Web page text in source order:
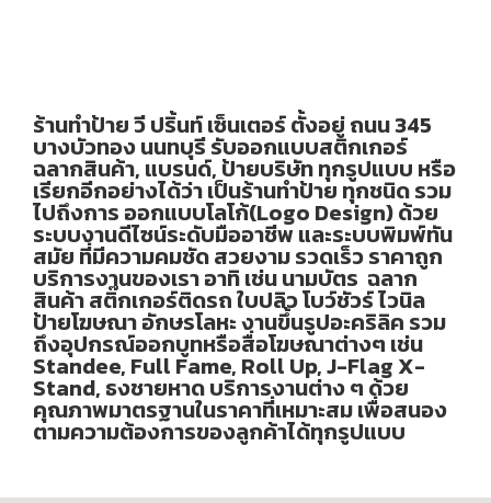
ร้านทำป้าย วี ปริ้นท์ เซ็นเตอร์ ตั้งอยู่ ถนน 345
บางบัวทอง นนทบุรี รับออกแบบสติกเกอร์
ฉลากสินค้า, แบรนด์, ป้ายบริษัท ทุกรูปแบบ หรือ
เรียกอีกอย่างได้ว่า เป็นร้านทำป้าย ทุกชนิด รวม
ไปถึงการ ออกแบบโลโก้(Logo Design) ด้วย
ระบบงานดีไซน์ระดับมืออาชีพ และระบบพิมพ์ทัน
สมัย ที่มีความคมชัด สวยงาม รวดเร็ว ราคาถูก
บริการงานของเรา อาทิ เช่น นามบัตร ฉลาก
สินค้า สติ๊กเกอร์ติดรถ ใบปลิว โบว์ชัวร์ ไวนิล
ป้ายโฆษณา อักษรโลหะ งานขึ้นรูปอะคริลิค รวม
ถึงอุปกรณ์ออกบูทหรือสื่อโฆษณาต่างๆ เช่น
Standee, Full Fame, Roll Up, J-Flag X-
Stand, ธงชายหาด บริการงานต่าง ๆ ด้วย
คุณภาพมาตรฐานในราคาที่เหมาะสม เพื่อสนอง
ตามความต้องการของลูกค้าได้ทุกรูปแบบ